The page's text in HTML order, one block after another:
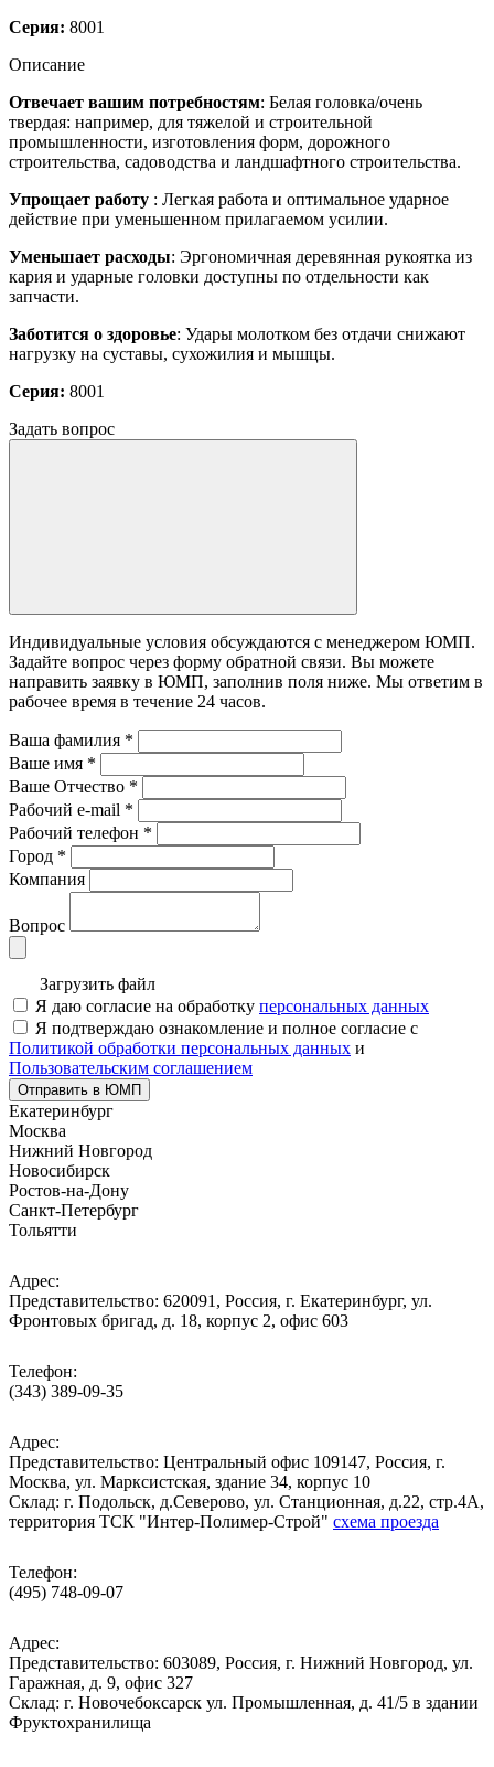
Серия: 8001
Описание
Отвечает вашим потребностям: Белая головка/очень
твердая: например, для тяжелой и строительной
промышленности, изготовления форм, дорожного
строительства, садоводства и ландшафтного строительства.
Упрощает работу : Легкая работа и оптимальное ударное
действие при уменьшенном прилагаемом усилии.
Уменьшает расходы: Эргономичная деревянная рукоятка из
кария и ударные головки доступны по отдельности как
запчасти.
Заботится о здоровье: Удары молотком без отдачи снижают
нагрузку на суставы, сухожилия и мышцы.
Серия: 8001
Задать вопрос
Индивидуальные условия обсуждаются с менеджером ЮМП.
Задайте вопрос через форму обратной связи. Вы можете
направить заявку в ЮМП, заполнив поля ниже. Mы ответим в
рабочее время в течение 24 часов.
Ваша фамилия *
Ваше имя *
Ваше Отчество *
Рабочий e-mail *
Рабочий телефон *
Город *
Компания
Вопрос
Загрузить файл
Я даю согласие на обработку персональных данных
Я подтверждаю ознакомление и полное согласие с
Политикой обработки персональных данных и
Пользовательским соглашением
Отправить в ЮМП
Екатеринбург
Москва
Нижний Новгород
Новосибирск
Ростов-на-Дону
Санкт-Петербург
Тольятти
Адрес:
Представительство: 620091, Россия, г. Екатеринбург, ул.
Фронтовых бригад, д. 18, корпус 2, офис 603
Телефон:
(343) 389-09-35
Адрес:
Представительство: Центральный офис 109147, Россия, г.
Москва, ул. Марксистская, здание 34, корпус 10
Cклад: г. Подольск, д.Северово, ул. Станционная, д.22, стр.4А,
территория ТСК "Интер-Полимер-Строй" схема проезда
Телефон:
(495) 748-09-07
Адрес:
Представительство: 603089, Россия, г. Нижний Новгород, ул.
Гаражная, д. 9, офис 327
Склад: г. Новочебоксарск ул. Промышленная, д. 41/5 в здании
Фруктохранилища